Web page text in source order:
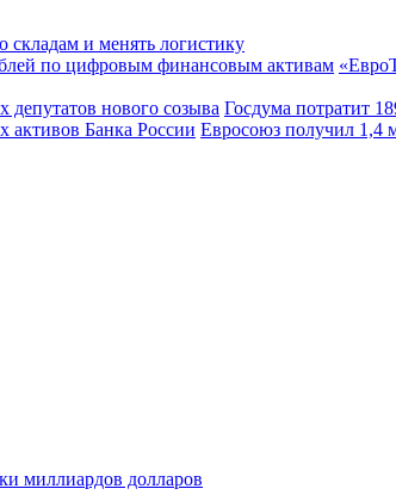
складам и менять логистику
Госдума потратит
Евросоюз получил 1,4
миллиардов долларов